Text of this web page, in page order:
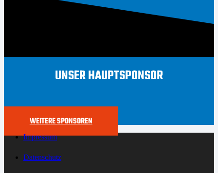
UNSER HAUPTSPONSOR
WEITERE SPONSOREN
Impressum
Datenschutz